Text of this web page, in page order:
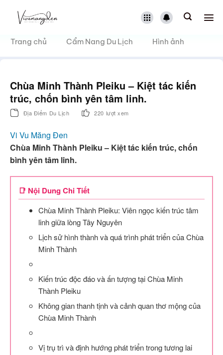
dungTrang chủ Cẩm Nang Du Lịch Hình ảnh
Chùa Minh Thành Pleiku – Kiệt tác kiến
trúc, chốn bình yên tâm linh.
Địa Điểm Du Lịch 220 lượt xem
Vi Vu Măng Đen
Chùa Minh Thành Pleiku – Kiệt tác kiến trúc, chốn
bình yên tâm linh.
📑 Nội Dung Chi Tiết
Chùa Minh Thành Pleiku: Viên ngọc kiến trúc tâm
linh giữa lòng Tây Nguyên
Lịch sử hình thành và quá trình phát triển của Chùa
Minh Thành
Kiến trúc độc đáo và ấn tượng tại Chùa Minh
Thành Pleiku
Không gian thanh tịnh và cảnh quan thơ mộng của
Chùa Minh Thành
Vị trụ trì và định hướng phát triển trong tương lai